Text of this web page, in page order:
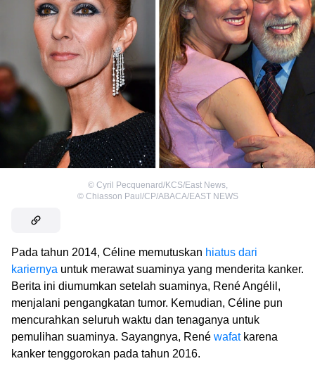
© Cyril Pecquenard/KCS/East News,
© Chiasson Paul/CP/ABACA/EAST NEWS
Pada tahun 2014, Céline memutuskan hiatus dari
kariernya untuk merawat suaminya yang menderita kanker.
Berita ini diumumkan setelah suaminya, René Angélil,
menjalani pengangkatan tumor. Kemudian, Céline pun
mencurahkan seluruh waktu dan tenaganya untuk
pemulihan suaminya. Sayangnya, René wafat karena
kanker tenggorokan pada tahun 2016.